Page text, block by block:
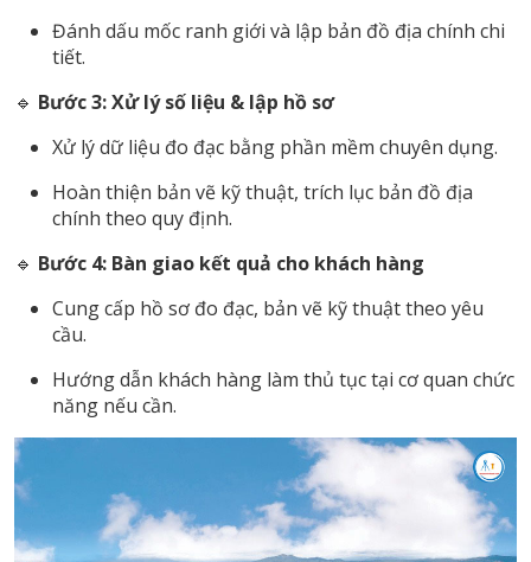
Đánh dấu mốc ranh giới và lập bản đồ địa chính chi
tiết.
🔹 Bước 3: Xử lý số liệu & lập hồ sơ
Xử lý dữ liệu đo đạc bằng phần mềm chuyên dụng.
Hoàn thiện bản vẽ kỹ thuật, trích lục bản đồ địa
chính theo quy định.
🔹 Bước 4: Bàn giao kết quả cho khách hàng
Cung cấp hồ sơ đo đạc, bản vẽ kỹ thuật theo yêu
cầu.
Hướng dẫn khách hàng làm thủ tục tại cơ quan chức
năng nếu cần.